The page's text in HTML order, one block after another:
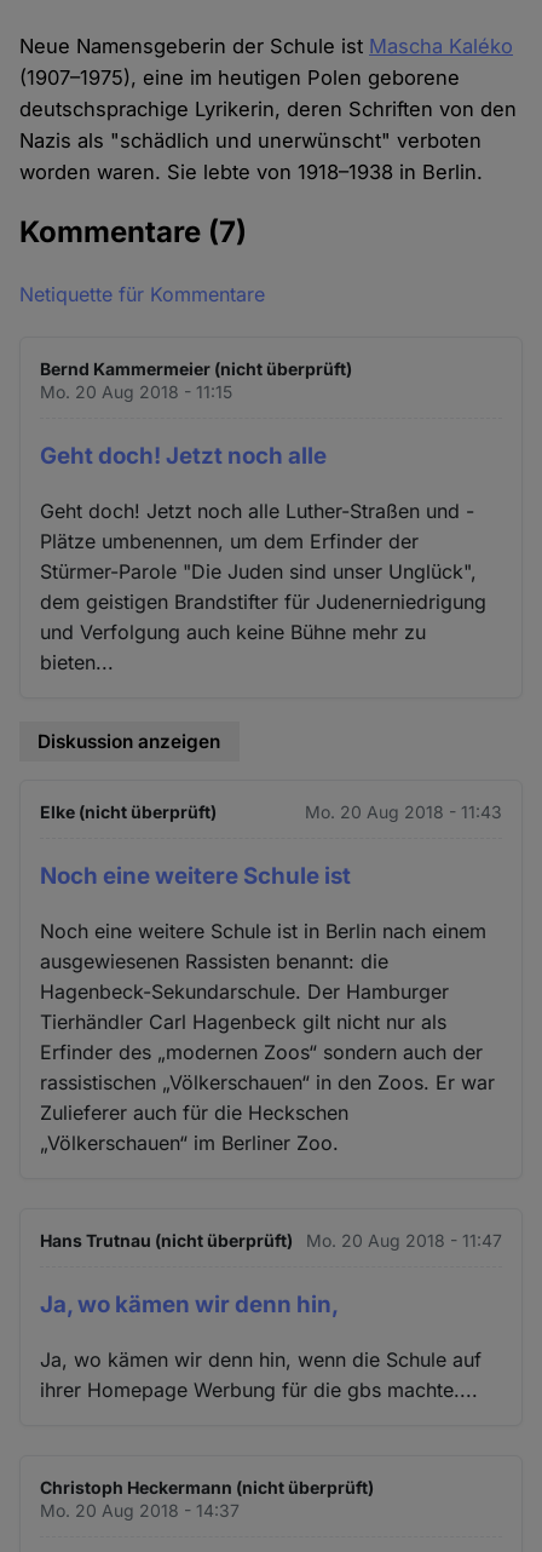
Neue Namensgeberin der Schule ist Mascha Kaléko
(1907–1975), eine im heutigen Polen geborene
deutschsprachige Lyrikerin, deren Schriften von den
Nazis als "schädlich und unerwünscht" verboten
worden waren. Sie lebte von 1918–1938 in Berlin.
Kommentare (7)
Netiquette für Kommentare
Bernd Kammermeier (nicht überprüft)
Mo. 20 Aug 2018 - 11:15
Geht doch! Jetzt noch alle
Geht doch! Jetzt noch alle Luther-Straßen und -
Plätze umbenennen, um dem Erfinder der
Stürmer-Parole "Die Juden sind unser Unglück",
dem geistigen Brandstifter für Judenerniedrigung
und Verfolgung auch keine Bühne mehr zu
bieten...
Diskussion anzeigen
Elke (nicht überprüft) Mo. 20 Aug 2018 - 11:43
Noch eine weitere Schule ist
Noch eine weitere Schule ist in Berlin nach einem
ausgewiesenen Rassisten benannt: die
Hagenbeck-Sekundarschule. Der Hamburger
Tierhändler Carl Hagenbeck gilt nicht nur als
Erfinder des „modernen Zoos“ sondern auch der
rassistischen „Völkerschauen“ in den Zoos. Er war
Zulieferer auch für die Heckschen
„Völkerschauen“ im Berliner Zoo.
Hans Trutnau (nicht überprüft) Mo. 20 Aug 2018 - 11:47
Ja, wo kämen wir denn hin,
Ja, wo kämen wir denn hin, wenn die Schule auf
ihrer Homepage Werbung für die gbs machte....
Christoph Heckermann (nicht überprüft)
Mo. 20 Aug 2018 - 14:37